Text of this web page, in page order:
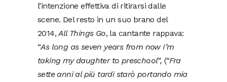
l’intenzione effettiva di ritirarsi dalle
scene. Del resto in un suo brano del
2014,All Things Go, la cantante rappava:
“As long as seven years from now I’m
taking my daughter to preschool”, (“Fra
sette anni al più tardi starò portando mia